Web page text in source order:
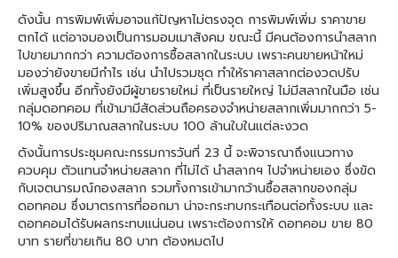
ดังนั้น การพิมพ์เพิ่มอาจแก้ปัญหาไม่ตรงจุด การพิมพ์เพิ่ม ราคาขาย
ตกได้ แต่อาจมองเป็นการมอมเมาสังคม ขณะนี้ มีคนต้องการนำสลาก
ไปขายมากกว่า ความต้องการซื้อสลากในระบบ เพราะคนขายหน้าใหม่
มองว่ายังขายมีกำไร เช่น นำไปรวมชุด ทำให้ราคาสลากต่องวดปรับ
เพิ่มสูงขึ้น อีกทั้งยังมีผู้ขายรายใหม่ ที่เป็นรายใหญ่ ไม่มีสลากในมือ เช่น
กลุ่มดอทคอม ที่เข้ามามีสัดส่วนถือครองจำหน่ายสลากเพิ่มมากกว่า 5-
10% ของปริมาณสลากในระบบ 100 ล้านใบในแต่ละงวด
ดังนั้นการประชุมคณะกรรมการวันที่ 23 นี้ จะพิจารณาถึงแนวทาง
ควบคุม ตัวแทนจำหน่ายสลาก ที่ไม่ได้ นำสลากฯ ไปจำหน่ายเอง ซึ่งขัด
กับเจตนารมณ์กองสลาก รวมทั้งการเข้ามากว้านซื้อสลากของกลุ่ม
ดอทคอม ซึ่งมาตรการที่ออกมา น่าจะกระทบกระเทือนต่อทั้งระบบ และ
ดอทคอมได้รับผลกระทบแน่นอน เพราะต้องการให้ ดอทคอม ขาย 80
บาท รายที่ขายเกิน 80 บาท ต้องหมดไป